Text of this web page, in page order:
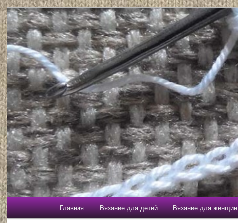
Главное меню
Перейти к основному содержимому
Главная Вязание для детей Вязание для женщин